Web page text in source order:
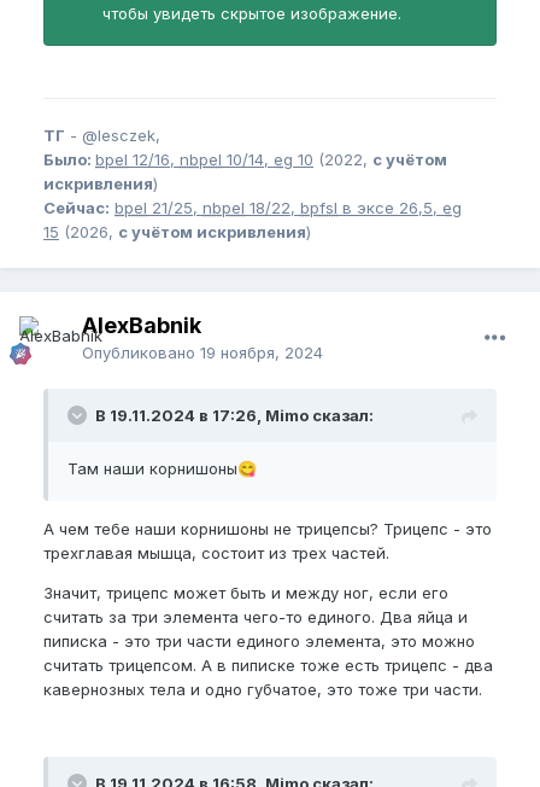
чтобы увидеть скрытое изображение.
ТГ - @lesczek,
Было: bpel 12/16, nbpel 10/14, eg 10 (2022, с учётом
искривления)
Сейчас: bpel 21/25, nbpel 18/22, bpfsl в эксе 26,5, eg
15 (2026, с учётом искривления)
AlexBabnik
Опубликовано 19 ноября, 2024
В 19.11.2024 в 17:26, Mimo сказал:
Там наши корнишоны😋
А чем тебе наши корнишоны не трицепсы? Трицепс - это
трехглавая мышца, состоит из трех частей.
Значит, трицепс может быть и между ног, если его
считать за три элемента чего-то единого. Два яйца и
пиписка - это три части единого элемента, это можно
считать трицепсом. А в пиписке тоже есть трицепс - два
кавернозных тела и одно губчатое, это тоже три части.
В 19.11.2024 в 16:58, Mimo сказал: